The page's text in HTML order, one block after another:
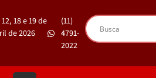
12, 18 e 19 de
de 2026
(11)
4791-
2022